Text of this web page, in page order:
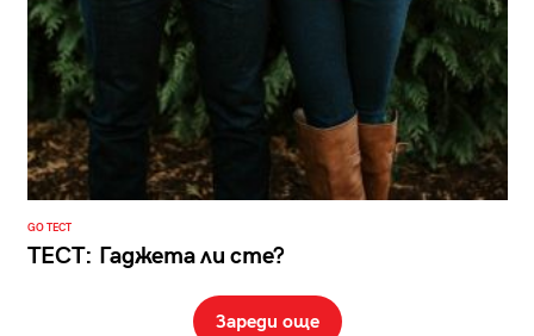
GO ТЕСТ
ТЕСТ: Гаджета ли сте?
Зареди още